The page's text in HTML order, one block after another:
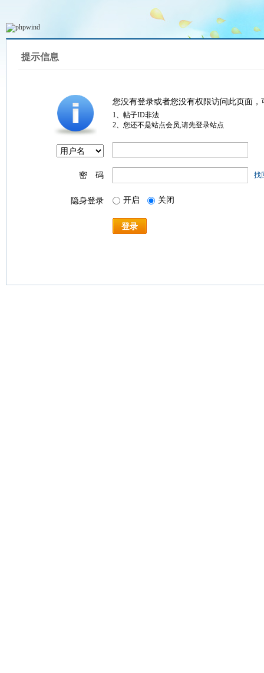
提示信息
您没有登录或者您没有权限访问此页面
1、帖子ID非法
2、您还不是站点会员,请先登录站点
密 码 找
隐身登录 开启 关闭
登录